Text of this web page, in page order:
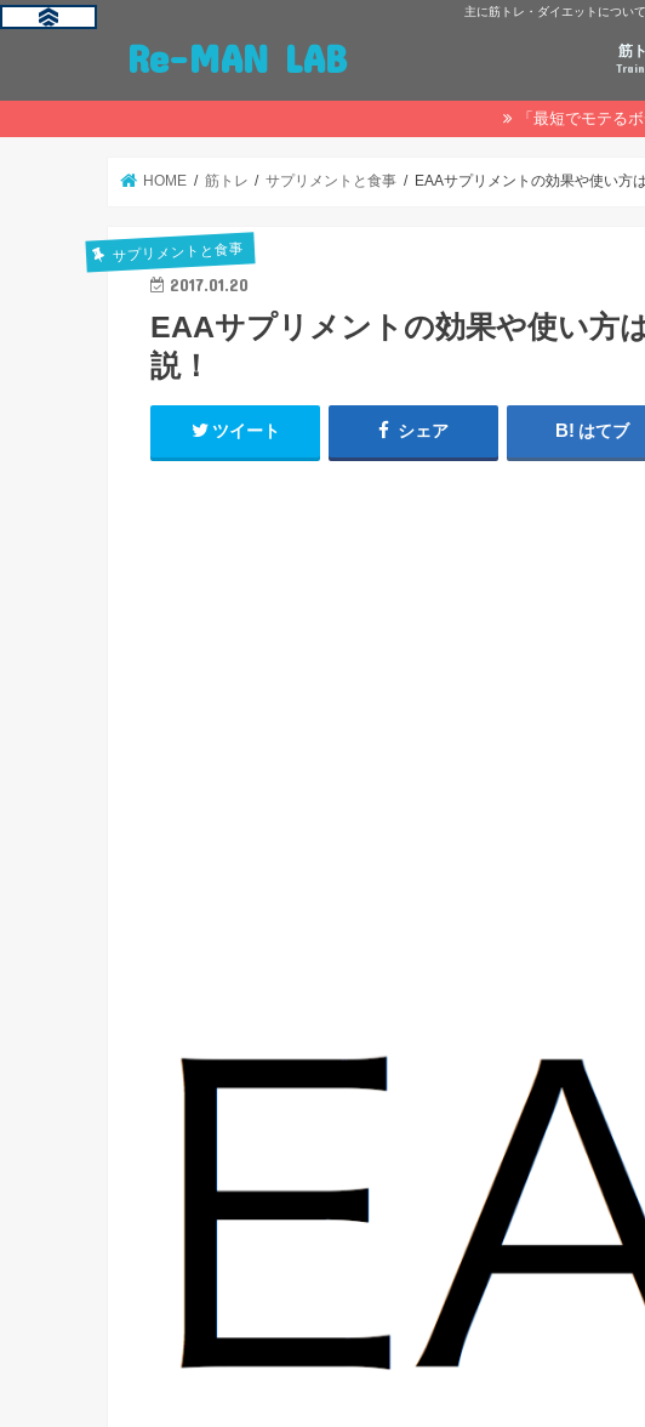
主に筋トレ・ダイエットについ
Re-MAN LAB 筋
「最短でモテる
HOME 筋トレ サプリメントと食事 EAAサプリメントの効果や使い方
サプリメントと食事
2017.01.20
EAAサプリメントの効果や使い方
説！
ツイート シェア はてブ